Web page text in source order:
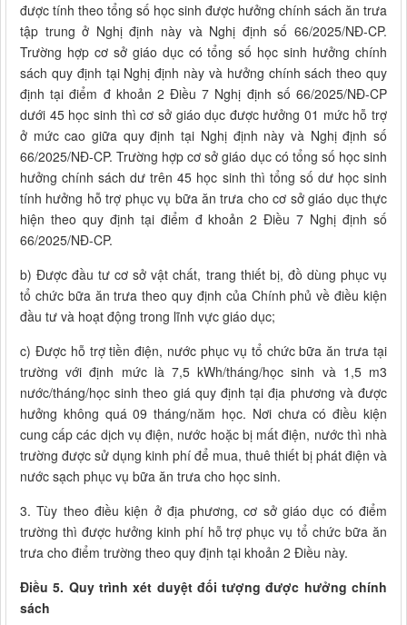
được tính theo tổng số học sinh được hưởng chính sách ăn trưa
tập trung ở Nghị định này và Nghị định số 66/2025/NĐ-CP.
Trường hợp cơ sở giáo dục có tổng số học sinh hưởng chính
sách quy định tại Nghị định này và hưởng chính sách theo quy
định tại điểm đ khoản 2 Điều 7 Nghị định số 66/2025/NĐ-CP
dưới 45 học sinh thì cơ sở giáo dục được hưởng 01 mức hỗ trợ
ở mức cao giữa quy định tại Nghị định này và Nghị định số
66/2025/NĐ-CP. Trường hợp cơ sở giáo dục có tổng số học sinh
hưởng chính sách dư trên 45 học sinh thì tổng số dư học sinh
tính hưởng hỗ trợ phục vụ bữa ăn trưa cho cơ sở giáo dục thực
hiện theo quy định tại điểm đ khoản 2 Điều 7 Nghị định số
66/2025/NĐ-CP.
b) Được đầu tư cơ sở vật chất, trang thiết bị, đồ dùng phục vụ
tổ chức bữa ăn trưa theo quy định của Chính phủ về điều kiện
đầu tư và hoạt động trong lĩnh vực giáo dục;
c) Được hỗ trợ tiền điện, nước phục vụ tổ chức bữa ăn trưa tại
trường với định mức là 7,5 kWh/tháng/học sinh và 1,5 m3
nước/tháng/học sinh theo giá quy định tại địa phương và được
hưởng không quá 09 tháng/năm học. Nơi chưa có điều kiện
cung cấp các dịch vụ điện, nước hoặc bị mất điện, nước thì nhà
trường được sử dụng kinh phí để mua, thuê thiết bị phát điện và
nước sạch phục vụ bữa ăn trưa cho học sinh.
3. Tùy theo điều kiện ở địa phương, cơ sở giáo dục có điểm
trường thì được hưởng kinh phí hỗ trợ phục vụ tổ chức bữa ăn
trưa cho điểm trường theo quy định tại khoản 2 Điều này.
Điều 5. Quy trình xét duyệt đối tượng được hưởng chính
sách